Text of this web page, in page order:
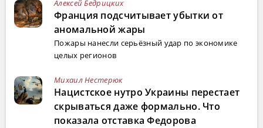
Алексей Бедрицких
Франция подсчитывает убытки от
аномальной жары
Пожары нанесли серьёзный удар по экономике
целых регионов
Михаил Нестерюк
Нацистское нутро Украины перестает
скрываться даже формально. Что
показала отставка Федорова